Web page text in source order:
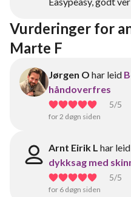
Vurderinger for
Marte F
Jørgen O har leid
håndoverfres
5/5
for 2 døgn siden
Arnt Eirik L har leid
dykksag med
5/5
for 6 døgn siden